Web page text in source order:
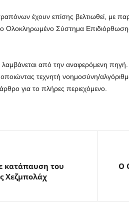
έχουν επίσης βελτιωθεί, με
Ολοκληρωμένο Σύστημα
από την αναφερόμενη πηγή. Οι
τεχνητή νοημοσύνη/
για το πλήρες περιεχόμενο.
κατάπαυση του
Χεζμπολάχ
Ο